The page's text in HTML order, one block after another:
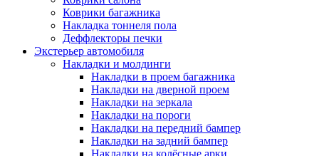
Коврики багажника
Накладка тоннеля пола
Деффлекторы печки
Экстерьер автомобиля
Накладки и молдинги
Накладки в проем багажника
Накладки на дверной проем
Накладки на зеркала
Накладки на пороги
Накладки на передний бампер
Накладки на задний бампер
Накладки на колёсные арки